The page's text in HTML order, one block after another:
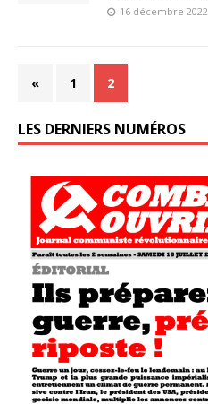
16 décembre 2022
« 1 2
LES DERNIERS NUMÉROS